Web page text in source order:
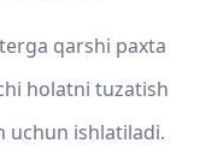
qarshi paxta
holatni tuzatish
uchun ishlatiladi.